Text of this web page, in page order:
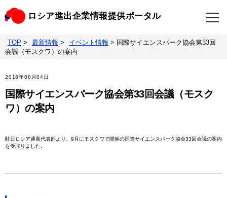
ロシア進出企業情報提供ポータル
TOP
ビジネスニュースクリップ
ロシア情報データベース
TOP > 最新情報 > イベント情報 > 国際サイエンスパーク協会第33回
会議（モスクワ）の案内
2016年08月04日
国際サイエンスパーク協会第33回会議（モスク
ワ）の案内
駐日ロシア通商代表部より、9月にモスクワで開催の国際サイエンスパーク協会33回会議の案内
を受取りました。